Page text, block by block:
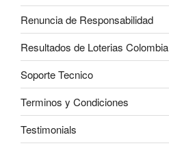
Renuncia de Responsabilidad
Resultados de Loterias Colombia
Soporte Tecnico
Terminos y Condiciones
Testimonials